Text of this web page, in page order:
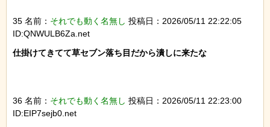
35 名前： それでも動く名無し 投稿日：2026/05/11 22:22:05
ID:QNWULB6Za.net
仕掛けてきてて草セブン落ち目だから潰しに来たな
36 名前： それでも動く名無し 投稿日：2026/05/11 22:23:00
ID:EIP7sejb0.net